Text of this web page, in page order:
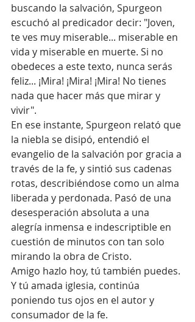
buscando la salvación, Spurgeon
escuchó al predicador decir: "Joven,
te ves muy miserable... miserable en
vida y miserable en muerte. Si no
obedeces a este texto, nunca serás
feliz... ¡Mira! ¡Mira! ¡Mira! No tienes
nada que hacer más que mirar y
vivir".
En ese instante, Spurgeon relató que
la niebla se disipó, entendió el
evangelio de la salvación por gracia a
través de la fe, y sintió sus cadenas
rotas, describiéndose como un alma
liberada y perdonada. Pasó de una
desesperación absoluta a una
alegría inmensa e indescriptible en
cuestión de minutos con tan solo
mirando la obra de Cristo.
Amigo hazlo hoy, tú también puedes.
Y tú amada iglesia, continúa
poniendo tus ojos en el autor y
consumador de la fe.